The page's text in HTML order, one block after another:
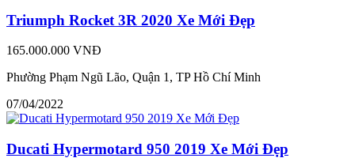
Triumph Rocket 3R 2020 Xe Mới Đẹp
165.000.000 VNĐ
Phường Phạm Ngũ Lão, Quận 1, TP Hồ Chí Minh
07/04/2022
Ducati Hypermotard 950 2019 Xe Mới Đẹp